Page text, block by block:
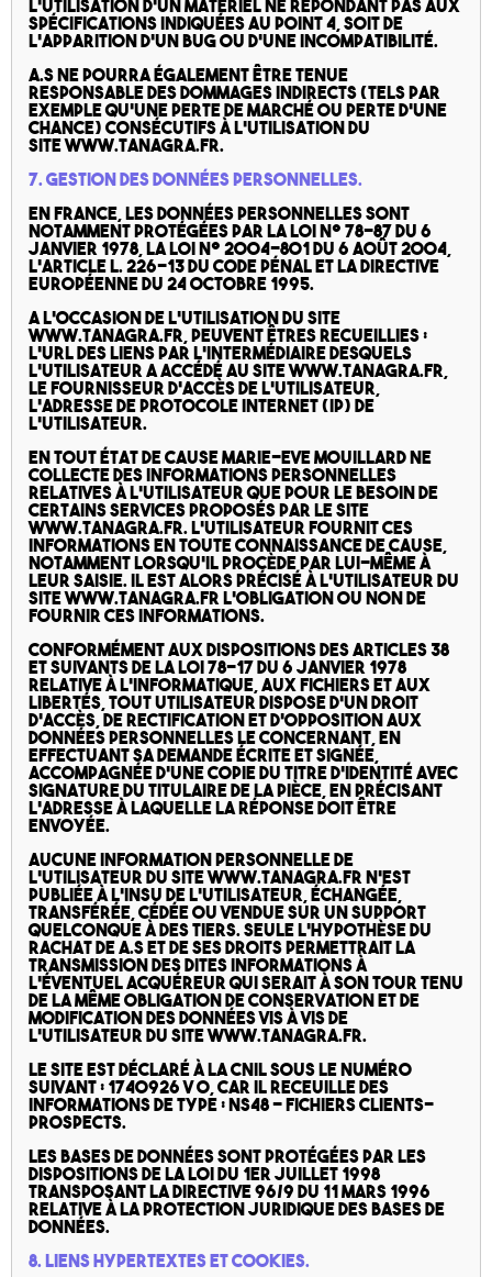
l’utilisation d’un matériel ne répondant pas aux
spécifications indiquées au point 4, soit de
l’apparition d’un bug ou d’une incompatibilité.
A.S ne pourra également être tenue
responsable des dommages indirects (tels par
exemple qu’une perte de marché ou perte d’une
chance) consécutifs à l’utilisation du
site www.tanagra.fr.
7. Gestion des données personnelles.
En France, les données personnelles sont
notamment protégées par la loi n° 78-87 du 6
janvier 1978, la loi n° 2004-801 du 6 août 2004,
l’article L. 226-13 du Code pénal et la Directive
Européenne du 24 octobre 1995.
A l’occasion de l’utilisation du site
www.tanagra.fr, peuvent êtres recueillies :
l’URL des liens par l’intermédiaire desquels
l’utilisateur a accédé au site www.tanagra.fr,
le fournisseur d’accès de l’utilisateur,
l’adresse de protocole Internet (IP) de
l’utilisateur.
En tout état de cause Marie-Eve Mouillard ne
collecte des informations personnelles
relatives à l’utilisateur que pour le besoin de
certains services proposés par le site
www.tanagra.fr. L’utilisateur fournit ces
informations en toute connaissance de cause,
notamment lorsqu’il procède par lui-même à
leur saisie. Il est alors précisé à l’utilisateur du
site www.tanagra.fr l’obligation ou non de
fournir ces informations.
Conformément aux dispositions des articles 38
et suivants de la loi 78-17 du 6 janvier 1978
relative à l’informatique, aux fichiers et aux
libertés, tout utilisateur dispose d’un droit
d’accès, de rectification et d’opposition aux
données personnelles le concernant, en
effectuant sa demande écrite et signée,
accompagnée d’une copie du titre d’identité avec
signature du titulaire de la pièce, en précisant
l’adresse à laquelle la réponse doit être
envoyée.
Aucune information personnelle de
l’utilisateur du site www.tanagra.fr n’est
publiée à l’insu de l’utilisateur, échangée,
transférée, cédée ou vendue sur un support
quelconque à des tiers. Seule l’hypothèse du
rachat de A.S et de ses droits permettrait la
transmission des dites informations à
l’éventuel acquéreur qui serait à son tour tenu
de la même obligation de conservation et de
modification des données vis à vis de
l’utilisateur du site www.tanagra.fr.
Le site est déclaré à la CNIL sous le numéro
suivant : 1740926 v 0, car il receuille des
informations de type : NS48 – Fichiers clients-
prospects.
Les bases de données sont protégées par les
dispositions de la loi du 1er juillet 1998
transposant la directive 96/9 du 11 mars 1996
relative à la protection juridique des bases de
données.
8. Liens hypertextes et cookies.